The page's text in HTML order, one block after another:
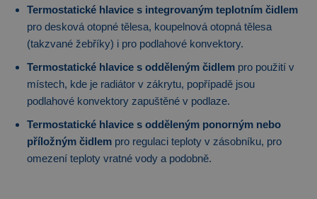
Termostatické hlavice s integrovaným teplotním čidlem
pro desková otopné tělesa, koupelnová otopná tělesa
(takzvané žebříky) i pro podlahové konvektory.
Termostatické hlavice s odděleným čidlempro použití v
místech, kde je radiátor v zákrytu, popřípadě jsou
podlahové konvektory zapuštěné v podlaze.
Termostatické hlavice s odděleným ponorným nebo
příložným čidlempro regulaci teploty v zásobníku, pro
omezení teploty vratné vody a podobně.